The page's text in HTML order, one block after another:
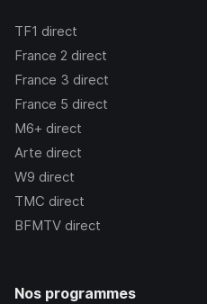
TF1 direct
France 2 direct
France 3 direct
France 5 direct
M6+ direct
Arte direct
W9 direct
TMC direct
BFMTV direct
Nos programmes